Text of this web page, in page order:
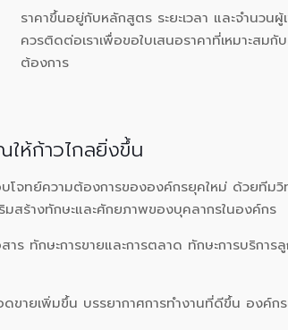
ราคาขึ้นอยู่กับหลักสูตร ระยะเวลา และจำนวนผู้
ควรติดต่อเราเพื่อขอใบเสนอราคาที่เหมาะสมกั
ต้องการ
ห้ก้าวไกลยิ่งขึ้น
จทย์ความต้องการขององค์กรยุคใหม่ ด้วยทีมวิ
สร้างทักษะและศักยภาพของบุคลากรในองค์กร
ร ทักษะการขายและการตลาด ทักษะการบริการ
ายเพิ่มขึ้น บรรยากาศการทำงานที่ดีขึ้น องค์กร